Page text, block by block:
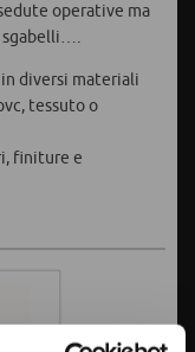
operative ma
sgabelli….
diversi materiali
tessuto o
finiture e